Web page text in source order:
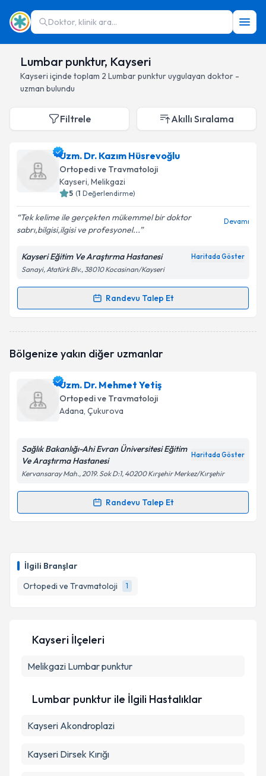
Doktor, klinik ara...
Lumbar punktur, Kayseri
Kayseri içinde toplam 2 Lumbar punkturuygulayan doktor -
uzman bulundu
İlgili Branşlar
Ortopedi ve Travmatoloji
1
Filtrele Akıllı Sıralama
Uzm. Dr. Kazım Hüsrevoğlu
Ortopedi ve Travmatoloji
Kayseri, Melikgazi
5 (1 Değerlendirme)
Tek kelime ile gerçekten mükemmel bir doktor
sabrı,bilgisi,ilgisi ve profesyonel...
Devamı
Kayseri Eğitim Ve Araştırma Hastanesi Haritada Göster
Sanayi, Atatürk Blv., 38010 Kocasinan/Kayseri
Randevu Talep Et
Randevu Takvimi Talebi
talebi oluşturun. Size bu uzmandan randevu almanız
bilgilendireceğiz.
E-posta Adresiniz
Kişisel verilerimin işlenmesine ilişkin
Metni'ni okudum ve kişisel verilerimin belirtilen
Bölgenize yakın diğer uzmanlar
Uzm. Dr. Mehmet Yetiş
Ortopedi ve Travmatoloji
Adana, Çukurova
Sağlık Bakanlığı-Ahi Evran Üniversitesi Eğitim
Ve Araştırma Hastanesi
Haritada Göster
Kervansaray Mah., 2019. Sok D:1, 40200 Kırşehir Merkez/Kırşehir
Randevu Talep Et
Randevu Takvimi Talebi
takvim hazırlandığında e-posta ile bilgilendireceğiz.
Metni'ni okudum ve kişisel verilerimin belirtilen
Kayseri İlçeleri
Melikgazi Lumbar punktur
Lumbar punktur ile İlgili Hastalıklar
Kayseri Akondroplazi
Kayseri Dirsek Kırığı